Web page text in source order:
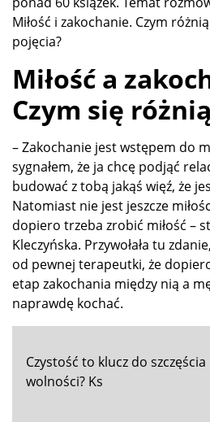
Miłość i zakochanie. Czym
pojęcia?
Miłość a
Czym się
– Zakochanie jest wstępem do
sygnałem, że ja chcę podjąć
budować z tobą jakąś więź, że
Natomiast nie jest jeszcze
dopiero trzeba zrobić miłość –
Kleczyńska. Przywołała tu
od pewnej terapeutki, że
etap zakochania między nią a
naprawdę kochać.
Czystość to klucz do szczęścia
wolności? Ks